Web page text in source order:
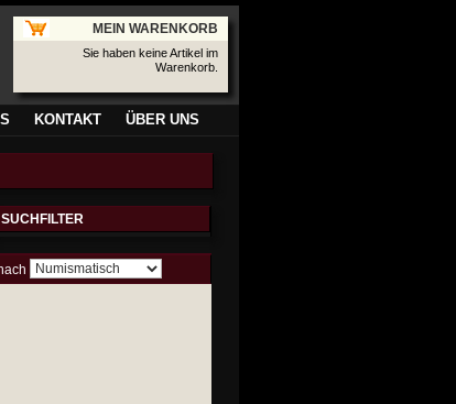
MEIN WARENKORB
Sie haben keine Artikel im
Warenkorb.
KONTAKT ÜBER UNS
SUCHFILTER